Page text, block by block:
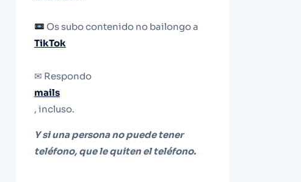
Os subo contenido no bailongo a
TikTok
✉ Respondo
mails
, incluso.
Y si una persona no puede tener
teléfono, que le quiten el teléfono.